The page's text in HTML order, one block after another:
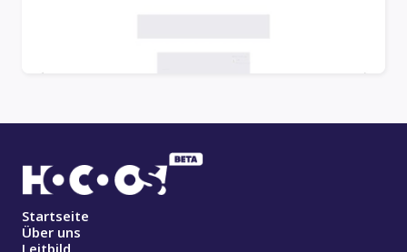
Startseite
Über uns
Leitbild